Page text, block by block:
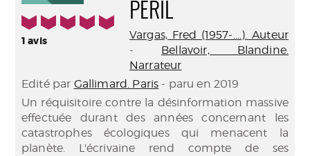
5/5
1avis
PÉRIL
Vargas, Fred (1957-....). Auteur
- Bellavoir, Blandine.
Narrateur
Edité par Gallimard. Paris - paru en 2019
Un réquisitoire contre la désinformation massive
effectuée durant des années concernant les
catastrophes écologiques qui menacent la
planète. L'écrivaine rend compte de ses